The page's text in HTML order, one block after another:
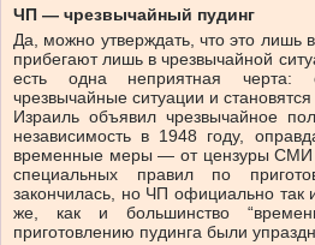
ЧП — чрезвычайный пудинг
Да, можно утверждать, что это лишь
прибегают лишь в чрезвычайной
есть одна неприятная черта:
чрезвычайные ситуации и
Израиль объявил чрезвычайное
независимость в 1948 году,
временные меры — от цензуры СМИ
специальных правил по
закончилась, но ЧП официально
же, как и большинство
приготовлению пудинга были